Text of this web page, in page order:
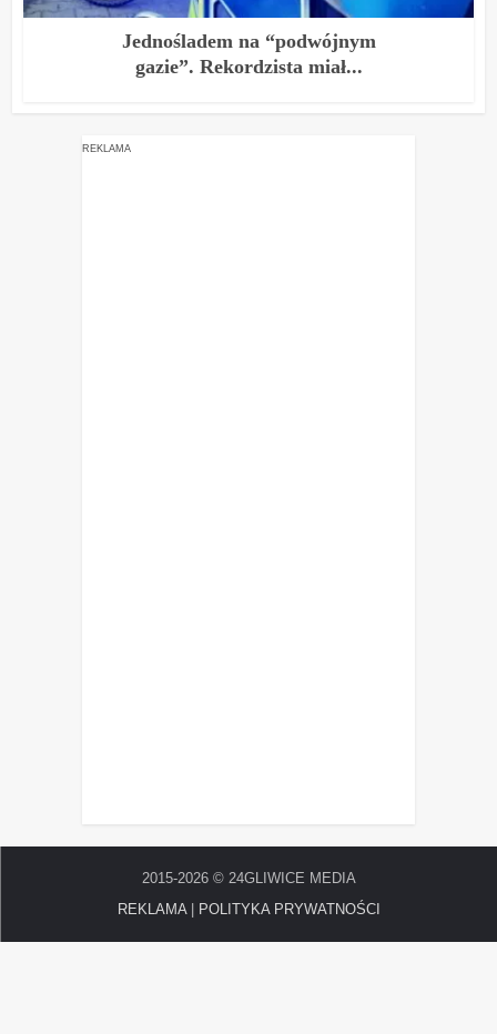
Jednośladem na “podwójnym
gazie”. Rekordzista miał...
REKLAMA
2015-2026 © 24GLIWICE MEDIA
REKLAMA| POLITYKA PRYWATNOŚCI